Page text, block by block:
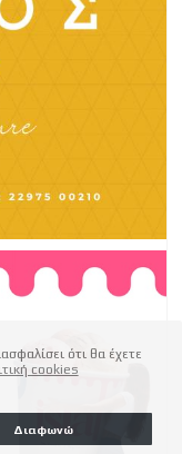
ότι θα έχετε
cookies
Διαφωνώ